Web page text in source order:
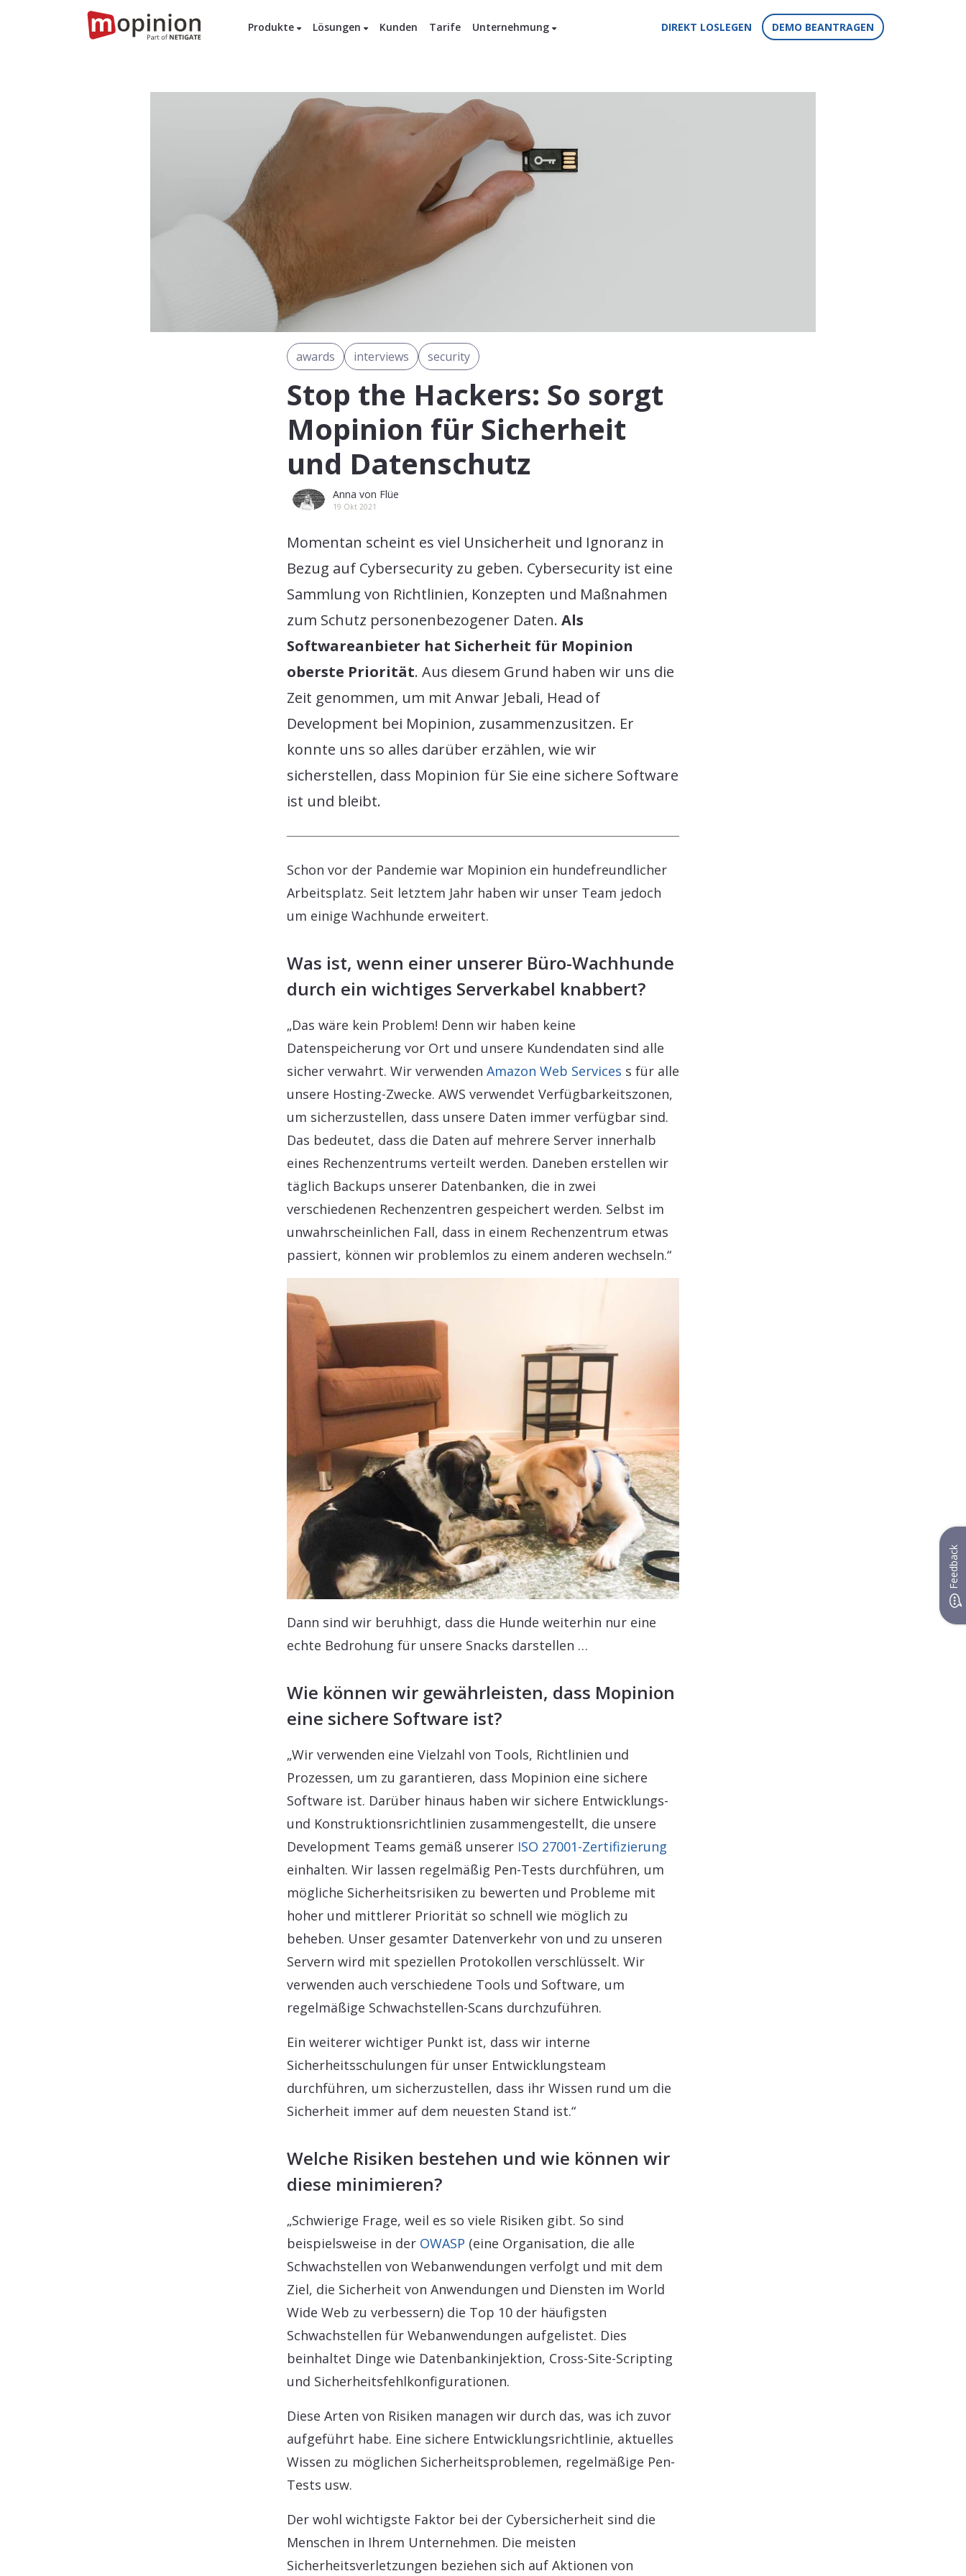
Produkte Lösungen Kunden Tarife Unternehmung DIREKT LOSLEGEN DEMO BEANTRAGEN
awards interviews security
Stop the Hackers: So sorgt
Mopinion für Sicherheit
und Datenschutz
Anna von Flüe
19 Okt 2021
Momentan scheint es viel Unsicherheit und Ignoranz in
Bezug auf Cybersecurity zu geben. Cybersecurity ist eine
Sammlung von Richtlinien, Konzepten und Maßnahmen
zum Schutz personenbezogener Daten. Als
Softwareanbieter hat Sicherheit für Mopinion
oberste Priorität. Aus diesem Grund haben wir uns die
Zeit genommen, um mit Anwar Jebali, Head of
Development bei Mopinion, zusammenzusitzen. Er
konnte uns so alles darüber erzählen, wie wir
sicherstellen, dass Mopinion für Sie eine sichere Software
ist und bleibt.
Schon vor der Pandemie war Mopinion ein hundefreundlicher
Arbeitsplatz. Seit letztem Jahr haben wir unser Team jedoch
um einige Wachhunde erweitert.
Was ist, wenn einer unserer Büro-Wachhunde
durch ein wichtiges Serverkabel knabbert?
„Das wäre kein Problem! Denn wir haben keine
Datenspeicherung vor Ort und unsere Kundendaten sind alle
sicher verwahrt. Wir verwenden Amazon Web Services s für alle
unsere Hosting-Zwecke. AWS verwendet Verfügbarkeitszonen,
um sicherzustellen, dass unsere Daten immer verfügbar sind.
Das bedeutet, dass die Daten auf mehrere Server innerhalb
eines Rechenzentrums verteilt werden. Daneben erstellen wir
täglich Backups unserer Datenbanken, die in zwei
verschiedenen Rechenzentren gespeichert werden. Selbst im
unwahrscheinlichen Fall, dass in einem Rechenzentrum etwas
passiert, können wir problemlos zu einem anderen wechseln.“
Dann sind wir beruhhigt, dass die Hunde weiterhin nur eine
echte Bedrohung für unsere Snacks darstellen …
Wie können wir gewährleisten, dass Mopinion
eine sichere Software ist?
„Wir verwenden eine Vielzahl von Tools, Richtlinien und
Prozessen, um zu garantieren, dass Mopinion eine sichere
Software ist. Darüber hinaus haben wir sichere Entwicklungs-
und Konstruktionsrichtlinien zusammengestellt, die unsere
Development Teams gemäß unserer ISO 27001-Zertifizierung
einhalten. Wir lassen regelmäßig Pen-Tests durchführen, um
mögliche Sicherheitsrisiken zu bewerten und Probleme mit
hoher und mittlerer Priorität so schnell wie möglich zu
beheben. Unser gesamter Datenverkehr von und zu unseren
Servern wird mit speziellen Protokollen verschlüsselt. Wir
verwenden auch verschiedene Tools und Software, um
regelmäßige Schwachstellen-Scans durchzuführen.
Ein weiterer wichtiger Punkt ist, dass wir interne
Sicherheitsschulungen für unser Entwicklungsteam
durchführen, um sicherzustellen, dass ihr Wissen rund um die
Sicherheit immer auf dem neuesten Stand ist.“
Welche Risiken bestehen und wie können wir
diese minimieren?
„Schwierige Frage, weil es so viele Risiken gibt. So sind
beispielsweise in der OWASP (eine Organisation, die alle
Schwachstellen von Webanwendungen verfolgt und mit dem
Ziel, die Sicherheit von Anwendungen und Diensten im World
Wide Web zu verbessern) die Top 10 der häufigsten
Schwachstellen für Webanwendungen aufgelistet. Dies
beinhaltet Dinge wie Datenbankinjektion, Cross-Site-Scripting
und Sicherheitsfehlkonfigurationen.
Diese Arten von Risiken managen wir durch das, was ich zuvor
aufgeführt habe. Eine sichere Entwicklungsrichtlinie, aktuelles
Wissen zu möglichen Sicherheitsproblemen, regelmäßige Pen-
Tests usw.
Der wohl wichtigste Faktor bei der Cybersicherheit sind die
Menschen in Ihrem Unternehmen. Die meisten
Sicherheitsverletzungen beziehen sich auf Aktionen von
Feedback